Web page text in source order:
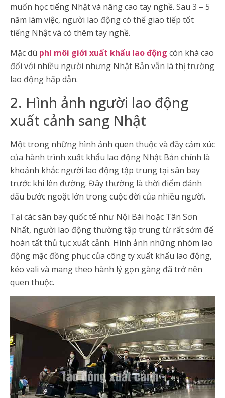
muốn học tiếng Nhật và nâng cao tay nghề. Sau 3 – 5
năm làm việc, người lao động có thể giao tiếp tốt
tiếng Nhật và có thêm tay nghề.
Mặc dù phí môi giới xuất khẩu lao động còn khá cao
đối với nhiều người nhưng Nhật Bản vẫn là thị trường
lao động hấp dẫn.
2. Hình ảnh người lao động
xuất cảnh sang Nhật
Một trong những hình ảnh quen thuộc và đầy cảm xúc
của hành trình xuất khẩu lao động Nhật Bản chính là
khoảnh khắc người lao động tập trung tại sân bay
trước khi lên đường. Đây thường là thời điểm đánh
dấu bước ngoặt lớn trong cuộc đời của nhiều người.
Tại các sân bay quốc tế như Nội Bài hoặc Tân Sơn
Nhất, người lao động thường tập trung từ rất sớm để
hoàn tất thủ tục xuất cảnh. Hình ảnh những nhóm lao
động mặc đồng phục của công ty xuất khẩu lao động,
kéo vali và mang theo hành lý gọn gàng đã trở nên
quen thuộc.